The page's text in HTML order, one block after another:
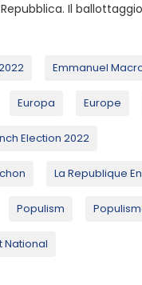
Il
Emmanuel
Europa Europe
Election 2022
La Republique
Populism
National